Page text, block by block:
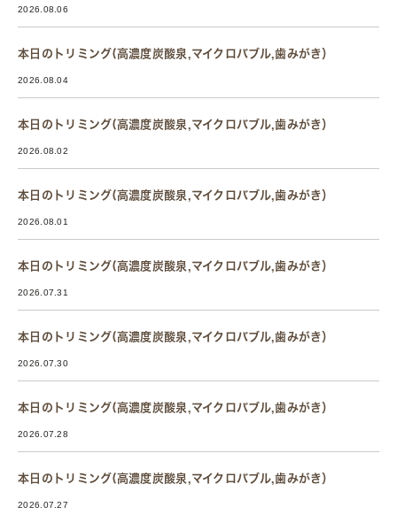
2026.08.06
本日のトリミング(高濃度炭酸泉,マイクロバブル,歯みがき）
2026.08.04
本日のトリミング(高濃度炭酸泉,マイクロバブル,歯みがき）
2026.08.02
本日のトリミング(高濃度炭酸泉,マイクロバブル,歯みがき）
2026.08.01
本日のトリミング(高濃度炭酸泉,マイクロバブル,歯みがき）
2026.07.31
本日のトリミング(高濃度炭酸泉,マイクロバブル,歯みがき）
2026.07.30
本日のトリミング(高濃度炭酸泉,マイクロバブル,歯みがき）
2026.07.28
本日のトリミング(高濃度炭酸泉,マイクロバブル,歯みがき）
2026.07.27